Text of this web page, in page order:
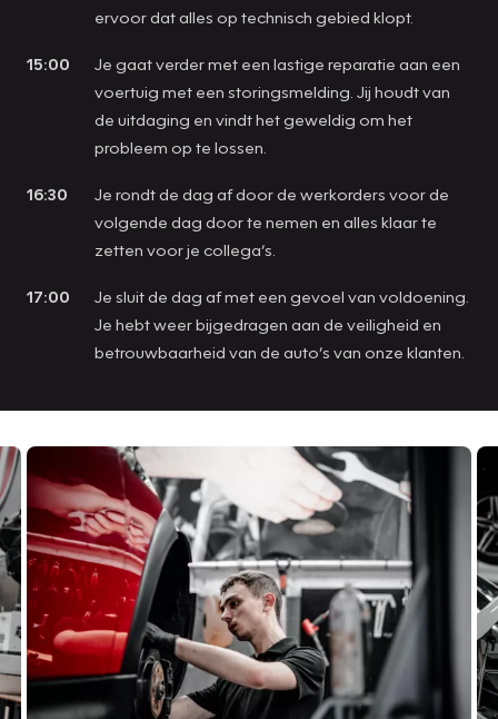
ervoor dat alles op technisch gebied klopt.
15:00
Je gaat verder met een lastige reparatie aan een
voertuig met een storingsmelding. Jij houdt van
de uitdaging en vindt het geweldig om het
probleem op te lossen.
16:30
Je rondt de dag af door de werkorders voor de
volgende dag door te nemen en alles klaar te
zetten voor je collega’s.
17:00
Je sluit de dag af met een gevoel van voldoening.
Je hebt weer bijgedragen aan de veiligheid en
betrouwbaarheid van de auto’s van onze klanten.